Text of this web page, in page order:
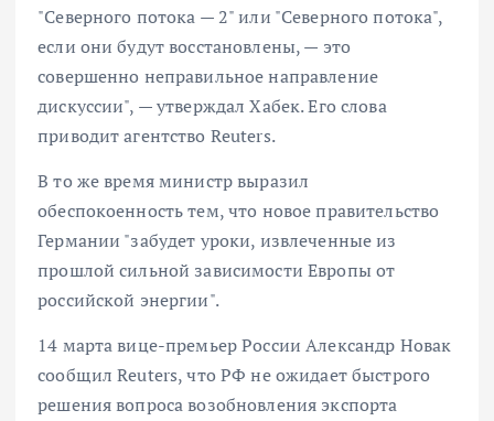
"Северного потока — 2" или "Северного потока",
если они будут восстановлены, — это
совершенно неправильное направление
дискуссии", — утверждал Хабек. Его слова
приводит агентство Reuters.
В то же время министр выразил
обеспокоенность тем, что новое правительство
Германии "забудет уроки, извлеченные из
прошлой сильной зависимости Европы от
российской энергии".
14 марта вице-премьер России Александр Новак
сообщил Reuters, что РФ не ожидает быстрого
решения вопроса возобновления экспорта